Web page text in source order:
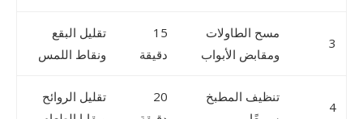
3
مسح الطاولات
ومقابض الأبواب
15
دقيقة
تقليل البقع
ونقاط اللمس
4
تنظيف المطبخ
20
تقليل الروائح